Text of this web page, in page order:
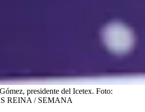
presidente del Icetex. Foto:
REINA / SEMANA